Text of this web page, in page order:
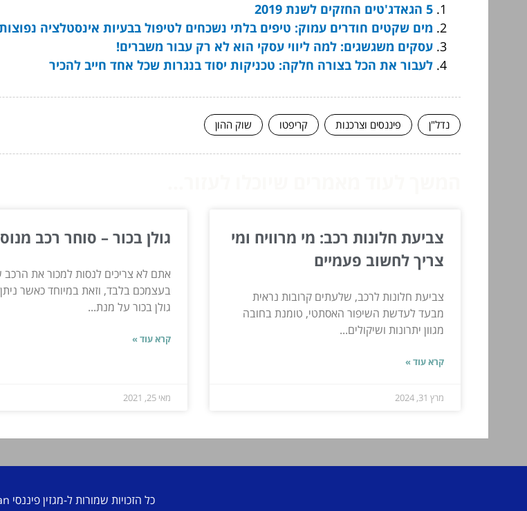
5 הגאדג'טים החזקים לשנת 2019
מים שקטים חודרים עמוק: טיפים בלתי נשכחים לטיפול בבעיות אינסטלציה
עסקים משגשגים: למה ליווי עסקי הוא לא רק עבור משברים!
לעבור את הכל בצורה חלקה: טכניקות יסוד בנגרות שכל אחד חייב להכיר
נדל"ן פיננסים וצרכנות קריפטו שוק ההון
צביעת חלונות רכב: מי מרוויח ומי
צריך לחשוב פעמיים
צביעת חלונות לרכב, שלעתים קרובות נראית
מבעד לעדשת השיפור האסתטי, טומנת בחובה
מגוון יתרונות ושיקולים...
קרא עוד »
מרץ 31, 2024
גולן בכור – סוחר רכב
אתם לא צריכים לנסות למכור את
בעצמכם בלבד, וזאת במיוחד כאשר
גולן בכור על מנת...
קרא עוד »
מאי 25, 2021
כל הזכויות שמורות ל-מגזין פיננסי Stanfan